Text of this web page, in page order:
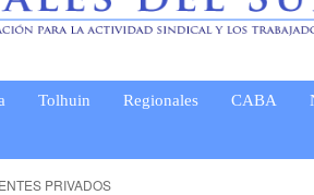
Tolhuin Regionales CABA
PRIVADOS